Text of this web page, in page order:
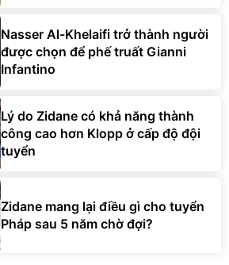
Nasser Al-Khelaifi trở thành người
được chọn để phế truất Gianni
Infantino
Lý do Zidane có khả năng thành
công cao hơn Klopp ở cấp độ đội
tuyển
Zidane mang lại điều gì cho tuyển
Pháp sau 5 năm chờ đợi?